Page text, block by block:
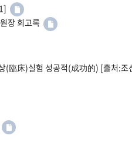
장 회고록
(臨床)실험 성공적(成功的) [출처: